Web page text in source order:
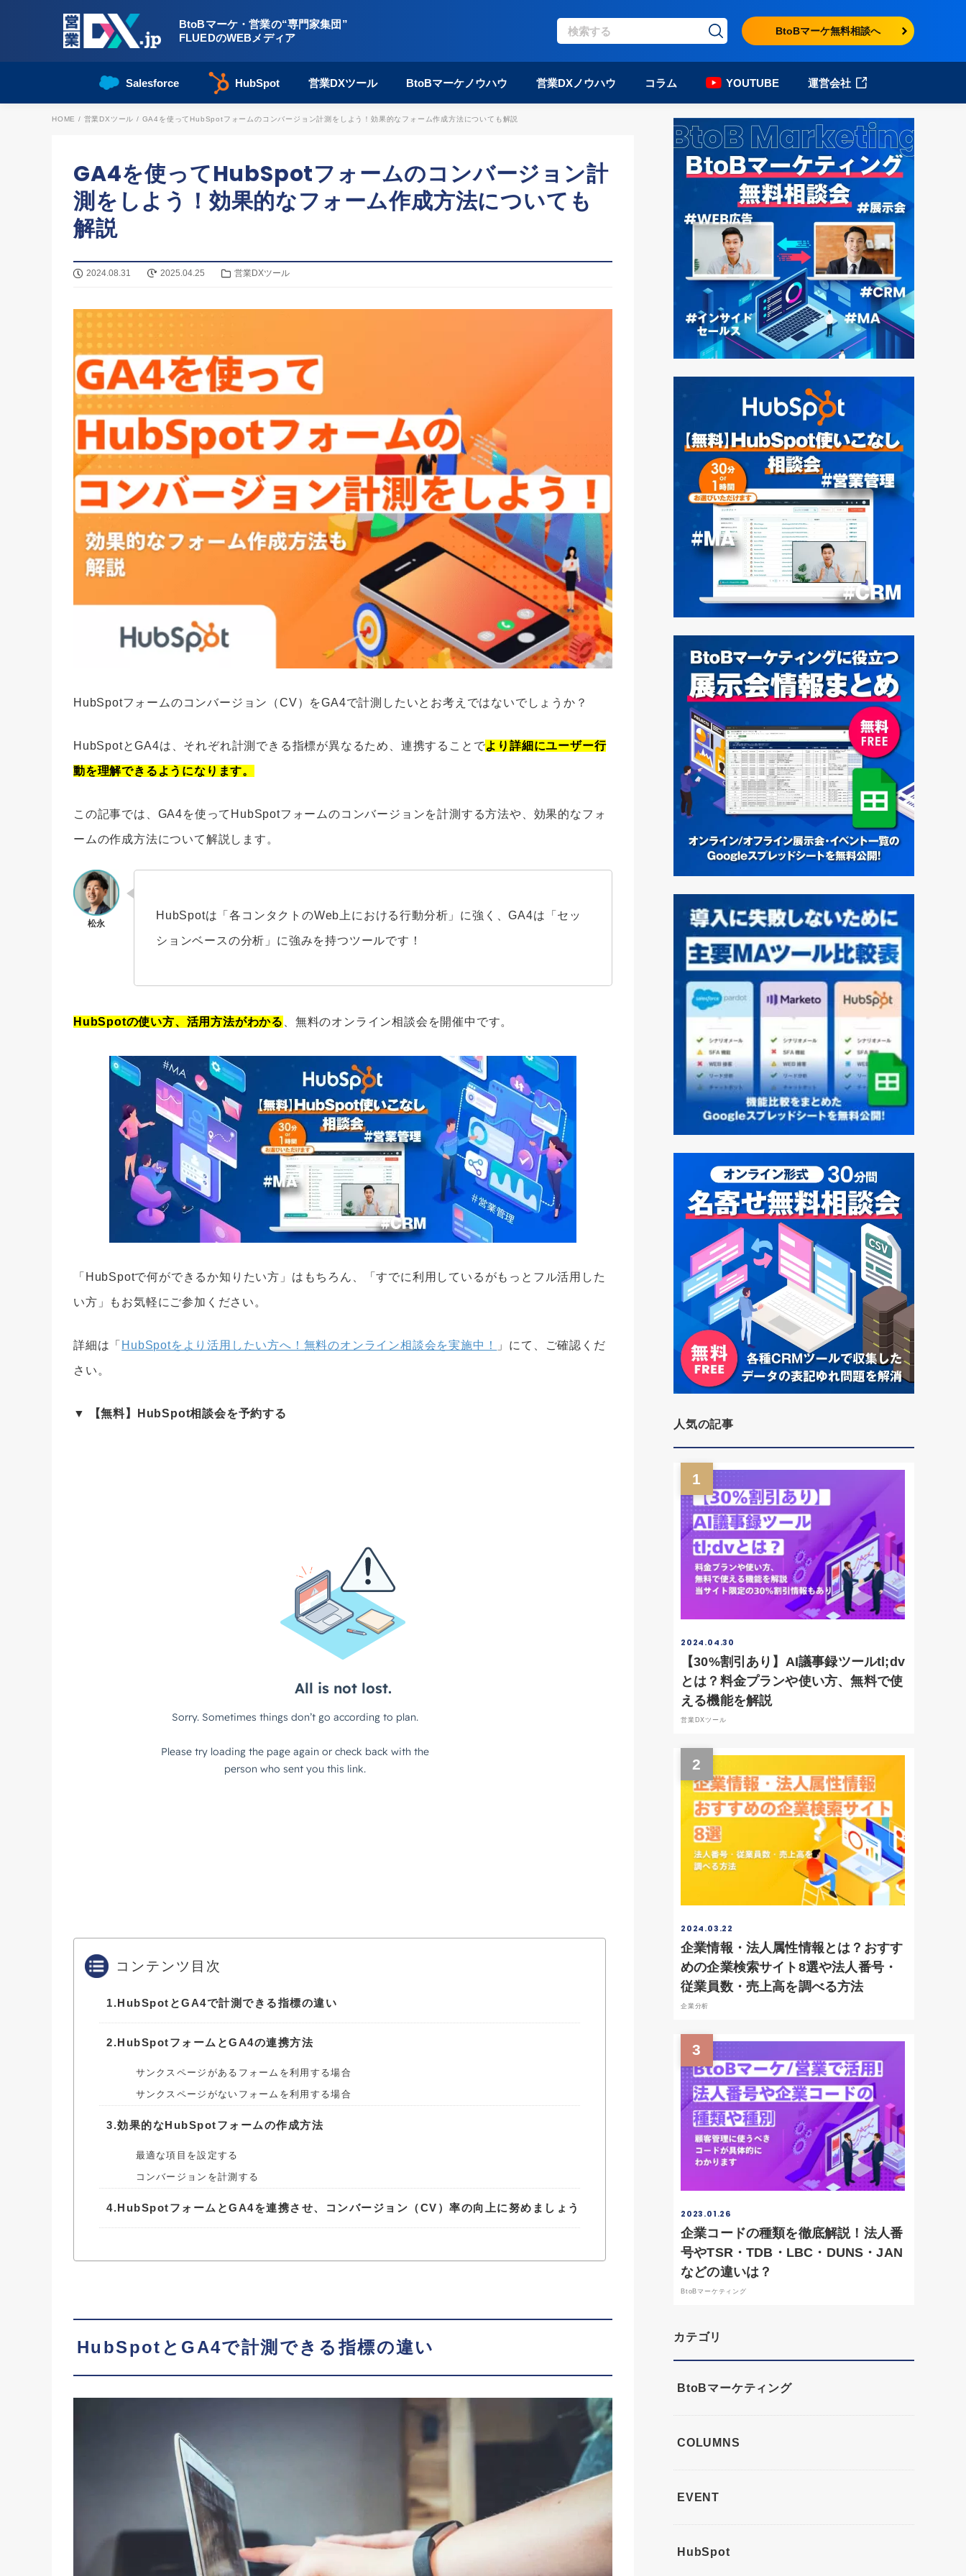
BtoBマーケ・営業の“専門家集団”
FLUEDのWEBメディア
BtoBマーケ無料相談へ
Salesforce HubSpot 営業DXツール BtoBマーケノウハウ 営業DXノウハウ コラム YOUTUBE 運営会社
HOME / 営業DXツール / GA4を使ってHubSpotフォームのコンバージョン計測をしよう！効果的なフォーム作成方法についても解説
GA4を使ってHubSpotフォームのコンバージョン計
測をしよう！効果的なフォーム作成方法についても
解説
2024.08.31 2025.04.25 営業DXツール
HubSpotフォームのコンバージョン（CV）をGA4で計測したいとお考えではないでしょうか？
HubSpotとGA4は、それぞれ計測できる指標が異なるため、連携することでより詳細にユーザー行
動を理解できるようになります。
この記事では、​​GA4を使ってHubSpotフォームのコンバージョンを計測する方法や、効果的なフォ
ームの作成方法について解説します。
HubSpotは「各コンタクトのWeb上における行動分析」に強く、GA4は「セッ
ションベースの分析」に強みを持つツールです！
HubSpotの使い方、活用方法がわかる 、無料のオンライン相談会を開催中です。
「HubSpotで何ができるか知りたい方」はもちろん、「すでに利用しているがもっとフル活用した
い方」もお気軽にご参加ください。
詳細は「 HubSpotをより活用したい方へ！無料のオンライン相談会を実施中！ 」にて、ご確認くだ
さい。
▼ 【無料】HubSpot相談会を予約する
コンテンツ目次
1.HubSpotとGA4で計測できる指標の違い
2.HubSpotフォームとGA4の連携方法
サンクスページがあるフォームを利用する場合
サンクスページがないフォームを利用する場合
3.効果的なHubSpotフォームの作成方法
最適な項目を設定する
コンバージョンを計測する
4.HubSpotフォームとGA4を連携させ、コンバージョン（CV）率の向上に努めましょう
HubSpotとGA4で計測できる指標の違い
人気の記事
1
2024.04.30
【30%割引あり】AI議事録ツールtl;dv
とは？料金プランや使い方、無料で使
える機能を解説
営業DXツール
2
2024.03.22
企業情報・法人属性情報とは？おすす
めの企業検索サイト8選や法人番号・
従業員数・売上高を調べる方法
企業分析
3
2023.01.26
企業コードの種類を徹底解説！法人番
号やTSR・TDB・LBC・DUNS・JAN
などの違いは？
BtoBマーケティング
カテゴリ
BtoBマーケティング
COLUMNS
EVENT
HubSpot